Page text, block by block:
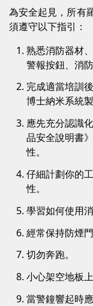
為安全起見，所有
須遵守以下指引：
熟悉消防器材
警報按鈕、消
完成適當培訓
博士納米系統
應先充分認識
品安全說明書
性。
仔細計劃你的
性。
學習如何使用消
經常保持防煙門
切勿奔跑。
小心架空地板上
當警鐘響起時